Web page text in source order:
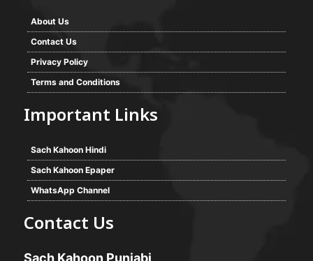
About Us
Contact Us
Privacy Policy
Terms and Conditions
Important Links
Sach Kahoon Hindi
Sach Kahoon Epaper
WhatsApp Channel
Contact Us
Sach Kahoon Punjabi